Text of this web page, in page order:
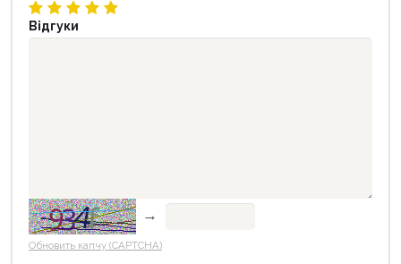
Відгуки
→
Обновить капчу (CAPTCHA)